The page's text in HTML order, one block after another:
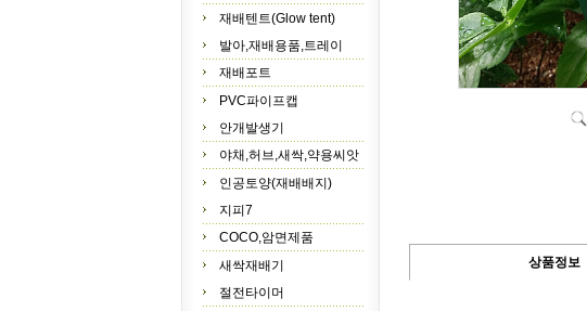
재배텐트(Glow tent)
발아,재배용품,트레이
재배포트
PVC파이프캡
안개발생기
야채,허브,새싹,약용씨앗
인공토양(재배배지)
지피7
COCO,암면제품
새싹재배기
절전타이머
상품정보